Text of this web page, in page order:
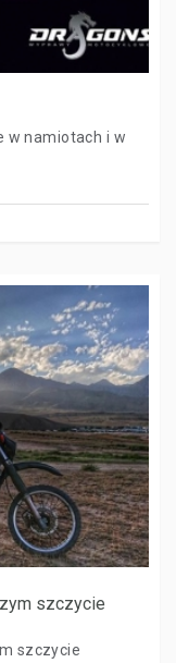
w namiotach i w
szczycie
szczycie